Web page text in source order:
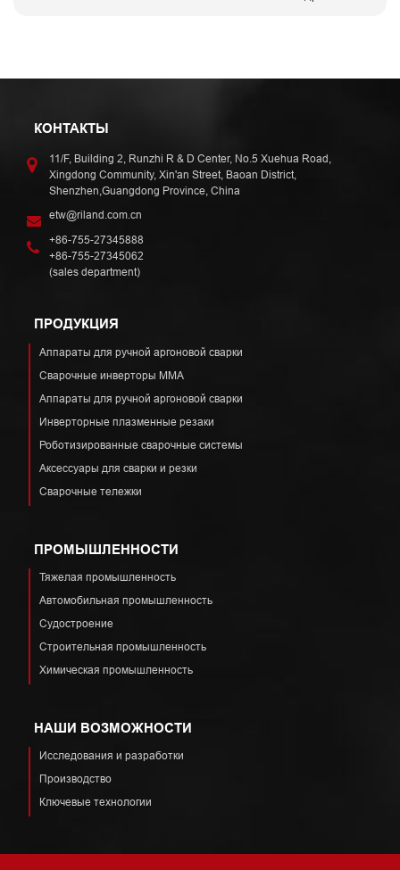
КОНТАКТЫ
11/F, Building 2, Runzhi R & D Center, No.5 Xuehua Road,
Xingdong Community, Xin'an Street, Baoan District,
Shenzhen,Guangdong Province, China
etw@riland.com.cn
+86-755-27345888
+86-755-27345062
(sales department)
ПРОДУКЦИЯ
Аппараты для ручной аргоновой сварки
Сварочные инверторы ММА
Аппараты для ручной аргоновой сварки
Инверторные плазменные резаки
Роботизированные сварочные системы
Аксессуары для сварки и резки
Сварочные тележки
ПРОМЫШЛЕННОСТИ
Тяжелая промышленность
Автомобильная промышленность
Судостроение
Строительная промышленность
Химическая промышленность
НАШИ ВОЗМОЖНОСТИ
Исследования и разработки
Производство
Ключевые технологии